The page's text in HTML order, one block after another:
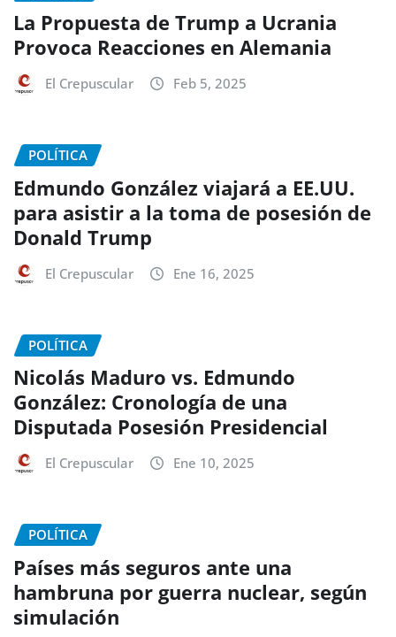
La Propuesta de Trump a Ucrania
Provoca Reacciones en Alemania
El Crepuscular Feb 5, 2025
POLÍTICA
Edmundo González viajará a EE.UU.
para asistir a la toma de posesión de
Donald Trump
El Crepuscular Ene 16, 2025
POLÍTICA
Nicolás Maduro vs. Edmundo
González: Cronología de una
Disputada Posesión Presidencial
El Crepuscular Ene 10, 2025
POLÍTICA
Países más seguros ante una
hambruna por guerra nuclear, según
simulación